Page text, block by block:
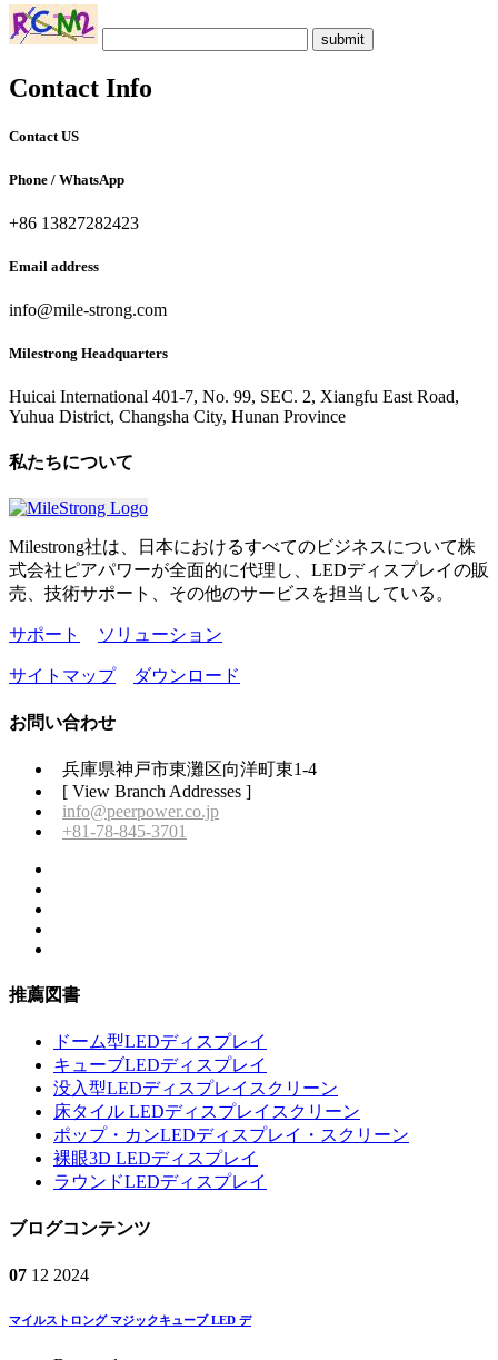
submit
Contact Info
Contact US
Phone / WhatsApp
+86 13827282423
Email address
info@mile-strong.com
Milestrong Headquarters
Huicai International 401-7, No. 99, SEC. 2, Xiangfu East Road,
Yuhua District, Changsha City, Hunan Province
私たちについて
Milestrong社は、日本におけるすべてのビジネスについて株
式会社ピアパワーが全面的に代理し、LEDディスプレイの販
売、技術サポート、その他のサービスを担当している。
サポート ソリューション
サイトマップ ダウンロード
お問い合わせ
兵庫県神戸市東灘区向洋町東1-4
[ View Branch Addresses ]
info@peerpower.co.jp
+81-78-845-3701
推薦図書
ドーム型LEDディスプレイ
キューブLEDディスプレイ
没入型LEDディスプレイスクリーン
床タイル LEDディスプレイスクリーン
ポップ・カンLEDディスプレイ・スクリーン
裸眼3D LEDディスプレイ
ラウンドLEDディスプレイ
ブログコンテンツ
07 12 2024
マイルストロング マジックキューブ LED デ